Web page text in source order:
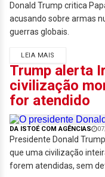
Donald Trump critica
acusando sobre armas
guerras globais.
LEIA MAIS
Trump alerta
civilização
for atendido
DA ISTOÉ COM AGÊNCIAS
Presidente Donald
que uma civilização
forem atendidas, sem